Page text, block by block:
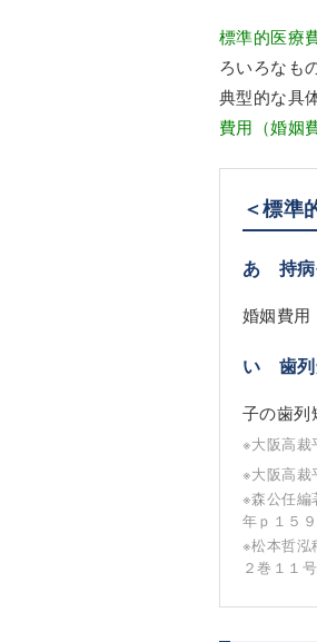
標準的医療
ろいろなも
典型的な具
費用（婚姻
＜標準
あ 持病
婚姻費用
い 歯列
子の歯列
※大阪高裁
※大阪高裁
※森公任編
年ｐ１５
※松本哲泓
２巻１１